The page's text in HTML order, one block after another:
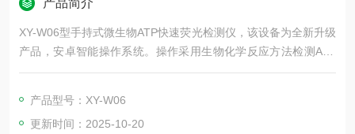
产品简介
XY-W06型手持式微生物ATP快速荧光检测仪，该设备为全新升级
产品，安卓智能操作系统。操作采用生物化学反应方法检测ATP
含量，ATP荧光检测仪基于萤火虫发光原理，利用“荧光素酶—荧
细胞膜的试剂，能将细胞内ATP释放出来，与试剂中含有的特异
性酶发生反应，产生光，再用荧光照度计检测发光值，微生物的
产品型号：XY-W06
更新时间：2025-10-20